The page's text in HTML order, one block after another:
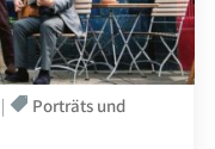
Porträts und